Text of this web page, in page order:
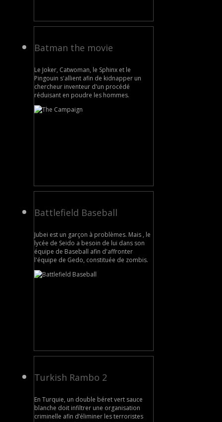
Batman the movie
Le Joker, Catwoman, le Sphinx et le
Pingouin s'allient afin de kidnapper un
chercheur inventeur d'un procédé
réduisant en poudre les hommes.
Battlefield Baseball
Jubei est un garçon à problèmes. Mais , le
lycée de Seido a besoin de lui dans son
équipe de Baseball afin d'affronter
l'équipe de Gedo, constituée de zombis.
Turkish Rambo 2
En Turquie, un double béret vert sauce
blanche doit infiltrer une organisation
criminelle afin d’éliminer les terroristes